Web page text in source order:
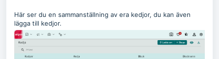
Här ser du en sammanställning av era kedjor, du kan även
lägga till kedjor.